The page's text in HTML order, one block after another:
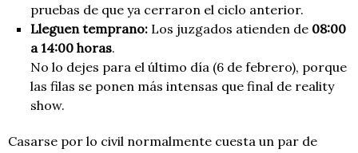
pruebas de que ya cerraron el ciclo anterior.
Lleguen temprano: Los juzgados atienden de 08:00
a 14:00 horas.
No lo dejes para el último día (6 de febrero), porque
las filas se ponen más intensas que final de reality
show.
Casarse por lo civil normalmente cuesta un par de